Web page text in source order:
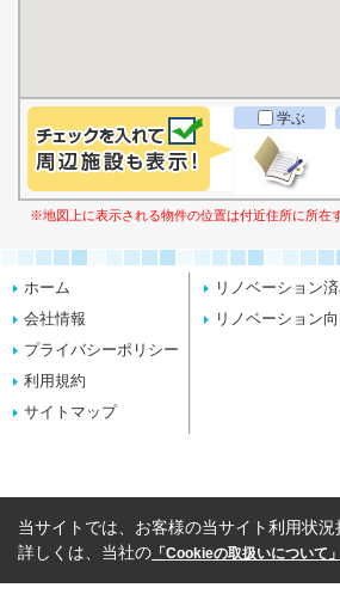
学ぶ
※地図上に表示される物件の位置は付近住所に所在
ホーム
会社情報
プライバシーポリシー
利用規約
サイトマップ
リノベーション
リノベーション
当サイトでは、お客様の当サイト利用状
詳しくは、当社の 「Cookieの取扱いについて」